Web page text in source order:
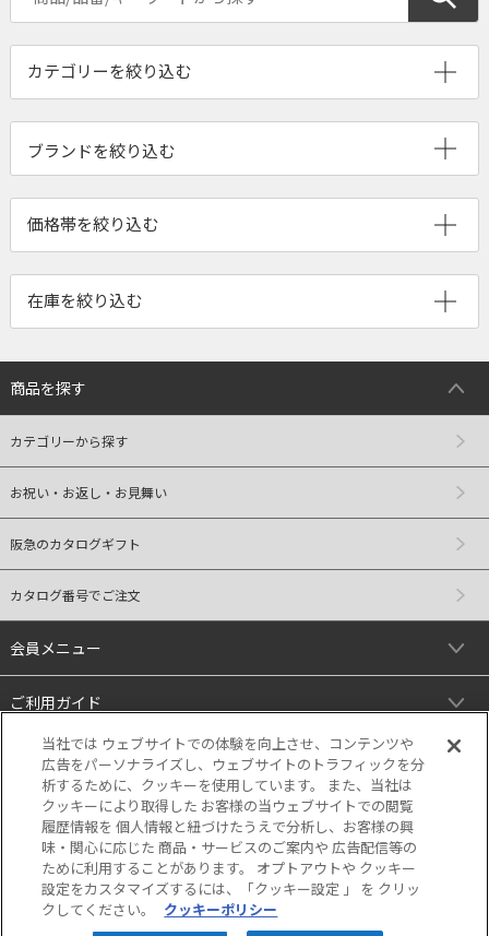
ブランドを絞り込む
商品を探す
カテゴリーから探す
お祝い・お返し・お見舞い
阪急のカタログギフト
カタログ番号でご注文
会員メニュー
ご利用ガイド
リンク
当サイトの表示価格は個別に税込・税抜等の
記載がない場合は「税込価格」です。
当社では ウェブサイトでの体験を向上させ、コンテンツや
広告をパーソナライズし、ウェブサイトのトラフィックを分
析するために、クッキーを使用しています。 また、当社は
クッキーにより取得した お客様の当ウェブサイトでの閲覧
履歴情報を 個人情報と紐づけたうえで分析し、お客様の興
味・関心に応じた 商品・サービスのご案内や 広告配信等の
ために利用することがあります。 オプトアウトや クッキー
設定をカスタマイズするには、「クッキー設定 」 を クリッ
クしてください。
クッキーポリシー